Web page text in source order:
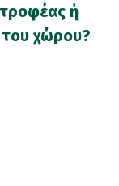
ή
του χώρου?